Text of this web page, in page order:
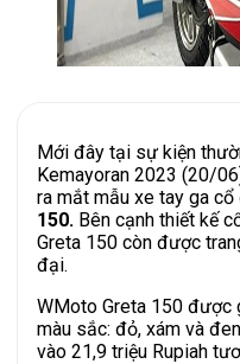
Mới đây tại sự kiện
Kemayoran 2023 (20/
ra mắt mẫu xe tay ga
150. Bên cạnh thiết kế
Greta 150 còn được
đại.
WMoto Greta 150 được
màu sắc: đỏ, xám và
vào 21,9 triệu Rupiah